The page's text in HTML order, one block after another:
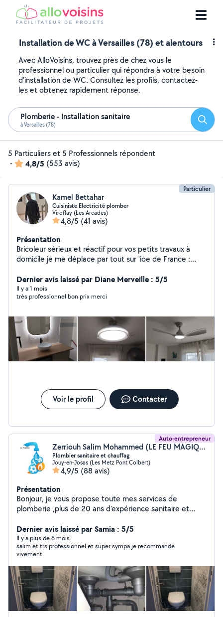
Installation de WC à Versailles (78) et alentours
Avec AlloVoisins, trouvez près de chez vous le
professionnel ou particulier qui répondra à votre besoin
d'installation de WC. Consultez les profils, contactez-
les et obtenez rapidement réponse.
Plomberie - Installation sanitaire
à Versailles (78)
5 Particuliers et 5 Professionnels répondent
-
4,8/5 (553 avis)
Particulier
Kamel Bettahar
Cuisiniste Electricité plomber
Viroflay (Les Arcades)
4,8/5 (41 avis)
Présentation
Bricoleur sérieux et réactif pour vos petits travaux à
domicile je me déplace par tout sur 'ioe de France :
luminaires, Réparations plomberie et électricité.
Nettoyage de terrasse, Garage Balcon et organisation
et optimisation et création des espaces du rangement
Dernier avis laissé par Diane Merveille : 5/5
Il y a 1 mois
très professionnel bon prix merci
Voir le profil Contacter
Auto-entrepreneur
Zerriouh Salim Mohammed (LE FEU MAGIQUE SALIM)
Plombier sanitaire et chauffag
Jouy-en-Josas (Les Metz Pont Colbert)
4,9/5 (88 avis)
Présentation
Bonjour, je vous propose toute mes services de
plomberie ,plus de 20 ans d'expérience sanitaire et
chaude, lavabo, douche italienne, baignoire, WC....... -
Rénovation général -soudures et recherche de fuite -
dépannage de canalisations. -Débouchage de
canalisations -entretien de chaudière. -Travail
professionnel. DEVIS GRATUIT
Dernier avis laissé par Samia : 5/5
Il y a plus de 6 mois
salim et trs professionnel et super sympa je recommande
vivement